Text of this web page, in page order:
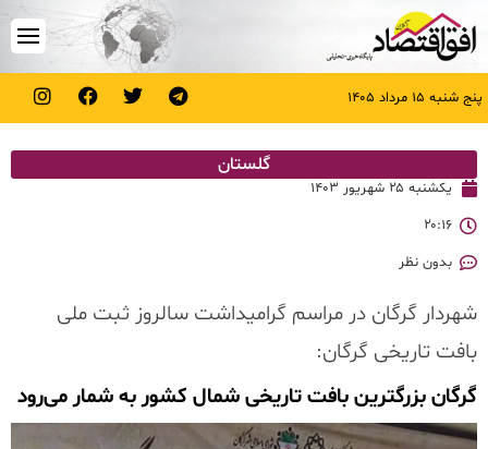
پنج شنبه ۱۵ مرداد ۱۴۰۵
گلستان
یکشنبه ۲۵ شهریور ۱۴۰۳
۲۰:۱۶
بدون نظر
شهردار گرگان در مراسم گرامیداشت سالروز ثبت ملی
بافت تاریخی گرگان:
گرگان بزرگترین بافت تاریخی شمال کشور به شمار می‌رود